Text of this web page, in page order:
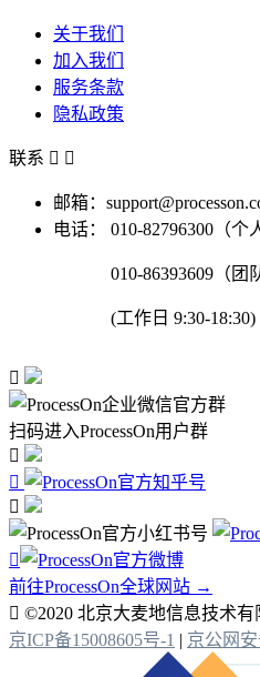
关于我们
加入我们
服务条款
隐私政策
联系  
邮箱：
电话：
010-82796300（个
010-86393609（团
(工作日 9:30-18:30)

扫码进入ProcessOn用户群




前往ProcessOn全球网站 →
 ©2020 北京大麦地信息技术有
京ICP备15008605号-1 | 京公网安